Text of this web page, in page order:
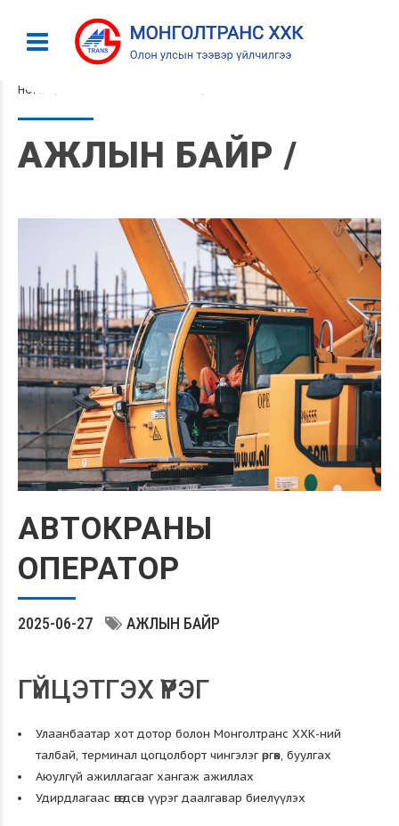
HOME
АЖЛЫН БАЙР /
АВТОКРАНЫ
ОПЕРАТОР
2025-06-27 АЖЛЫН БАЙР
ГҮЙЦЭТГЭХ ҮҮРЭГ
Улаанбаатар хот дотор болон Монголтранс ХХК-ний
талбай, терминал цогцолборт чингэлэг өргөх, буулгах
Аюулгүй ажиллагааг хангаж ажиллах
Удирдлагаас өгөгдсөн үүрэг даалгавар биелүүлэх